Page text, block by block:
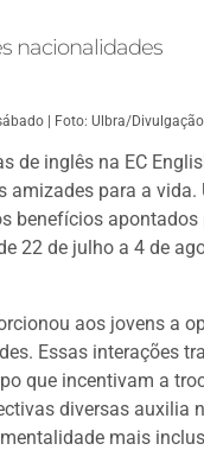
nacionalidades
| Foto: Ulbra/Divulgação
de inglês na EC
amizades para a vida.
benefícios apontados
22 de julho a 4 de
aos jovens a
Essas interações
que incentivam a
diversas auxilia
mais